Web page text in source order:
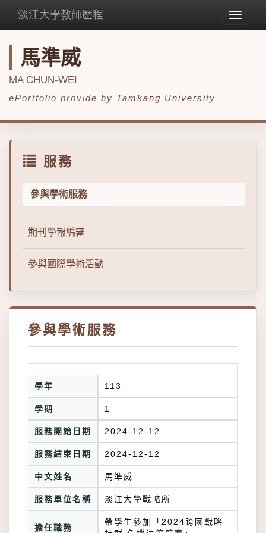
Toggle
淡江大學教師歷程
馬準威
MA CHUN-WEI
ePortfolio provide by Tamkang University
服務
參與學術服務
期刊學報編審
參與國際學術活動
參與學術服務
學年 113
學期 1
服務開始日期 2024-12-12
服務結束日期 2024-12-12
中文姓名 馬準威
服務單位名稱 淡江大學戰略所
擔任職務
帶學生參加「2024跨國戰略